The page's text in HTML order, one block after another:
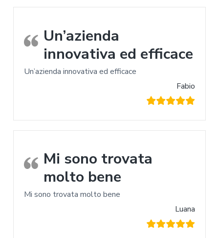
Un’azienda
innovativa ed efficace
Un’azienda innovativa ed efficace
Fabio
Mi sono trovata
molto bene
Mi sono trovata molto bene
Luana